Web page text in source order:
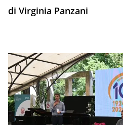
di Virginia Panzani